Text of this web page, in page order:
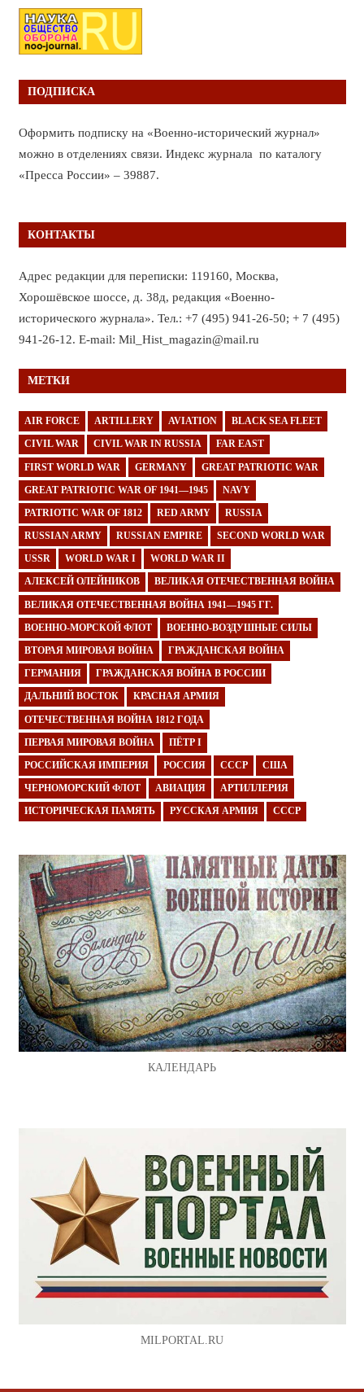
ПОДПИСКА
Оформить подписку на «Военно-исторический журнал»
можно в отделениях связи. Индекс журнала по каталогу
«Пресса России» – 39887.
КОНТАКТЫ
Адрес редакции для переписки: 119160, Москва,
Хорошёвское шоссе, д. 38д, редакция «Военно-
исторического журнала». Тел.: +7 (495) 941-26-50; + 7 (495)
941-26-12. E-mail: Mil_Hist_magazin@mail.ru
МЕТКИ
AIR FORCE ARTILLERY AVIATION BLACK SEA FLEET
CIVIL WAR CIVIL WAR IN RUSSIA FAR EAST
FIRST WORLD WAR GERMANY GREAT PATRIOTIC WAR
GREAT PATRIOTIC WAR OF 1941—1945 NAVY
PATRIOTIC WAR OF 1812 RED ARMY RUSSIA
RUSSIAN ARMY RUSSIAN EMPIRE SECOND WORLD WAR
USSR WORLD WAR I WORLD WAR II
АЛЕКСЕЙ ОЛЕЙНИКОВ ВЕЛИКАЯ ОТЕЧЕСТВЕННАЯ ВОЙНА
ВЕЛИКАЯ ОТЕЧЕСТВЕННАЯ ВОЙНА 1941—1945 ГГ.
ВОЕННО-МОРСКОЙ ФЛОТ ВОЕННО-ВОЗДУШНЫЕ СИЛЫ
ВТОРАЯ МИРОВАЯ ВОЙНА ГРАЖДАНСКАЯ ВОЙНА
ГЕРМАНИЯ ГРАЖДАНСКАЯ ВОЙНА В РОССИИ
ДАЛЬНИЙ ВОСТОК КРАСНАЯ АРМИЯ
ОТЕЧЕСТВЕННАЯ ВОЙНА 1812 ГОДА
ПЕРВАЯ МИРОВАЯ ВОЙНА ПЁТР I
РОССИЙСКАЯ ИМПЕРИЯ РОССИЯ СССР США
ЧЕРНОМОРСКИЙ ФЛОТ АВИАЦИЯ АРТИЛЛЕРИЯ
ИСТОРИЧЕСКАЯ ПАМЯТЬ РУССКАЯ АРМИЯ СССР
КАЛЕНДАРЬ
MILPORTAL.RU